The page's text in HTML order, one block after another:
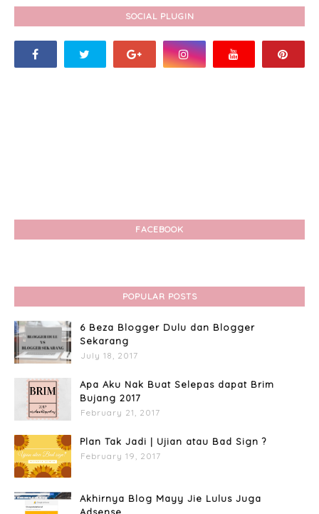
SOCIAL PLUGIN
FACEBOOK
POPULAR POSTS
6 Beza Blogger Dulu dan Blogger
Sekarang
July 18, 2017
Apa Aku Nak Buat Selepas dapat Brim
Bujang 2017
February 21, 2017
Plan Tak Jadi | Ujian atau Bad Sign ?
February 19, 2017
Akhirnya Blog Mayy Jie Lulus Juga
Adsense